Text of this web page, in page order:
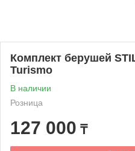
Комплект берушей
Turismo
В наличии
Розница
127 000 ₸